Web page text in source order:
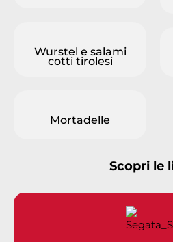
Wurstel e salami
cotti tirolesi
Mortadelle
Scopri le